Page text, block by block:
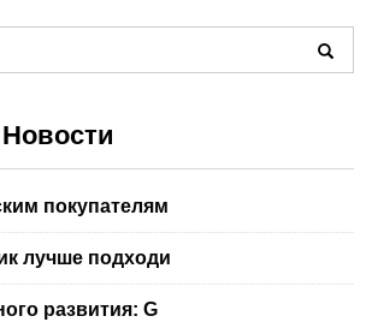
покупателям
лучше подходи
развития: G